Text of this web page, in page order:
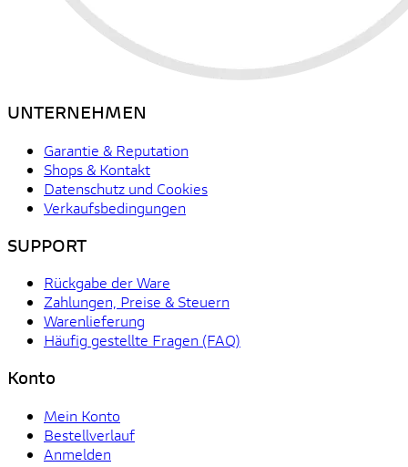
UNTERNEHMEN
Garantie & Reputation
Shops & Kontakt
Datenschutz und Cookies
Verkaufsbedingungen
SUPPORT
Rückgabe der Ware
Zahlungen, Preise & Steuern
Warenlieferung
Häufig gestellte Fragen (FAQ)
Konto
Mein Konto
Bestellverlauf
Anmelden